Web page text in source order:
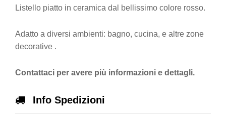
Listello piatto in ceramica dal bellissimo colore rosso.
Adatto a diversi ambienti: bagno, cucina, e altre zone
decorative .
Contattaci per avere più informazioni e dettagli.
Info Spedizioni